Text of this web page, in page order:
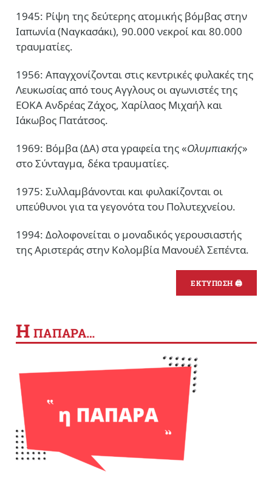
1945: Ρίψη της δεύτερης ατομικής βόμβας στην
Ιαπωνία (Ναγκασάκι), 90.000 νεκροί και 80.000
τραυματίες.
1956: Απαγχονίζονται στις κεντρικές φυλακές της
Λευκωσίας από τους Αγγλους οι αγωνιστές της
ΕΟΚΑ Ανδρέας Ζάχος, Χαρίλαος Μιχαήλ και
Ιάκωβος Πατάτσος.
1969: Βόμβα (ΔΑ) στα γραφεία της «Ολυμπιακής»
στο Σύνταγμα, δέκα τραυματίες.
1975: Συλλαμβάνονται και φυλακίζονται οι
υπεύθυνοι για τα γεγονότα του Πολυτεχνείου.
1994: Δολοφονείται ο μοναδικός γερουσιαστής
της Αριστεράς στην Κολομβία Μανουέλ Σεπέντα.
ΕΚΤΥΠΩΣΗ 🖨
Η ΠΑΠΑΡΑ…